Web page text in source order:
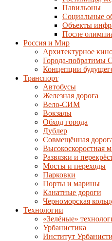
Павильоны
Социальные
Объекты
После
Россия и Мир
Архитектурное
Города-побратимы
Концепции
Транспорт
Автобусы
Железная дорога
Вело-СИМ
Вокзалы
Обход города
Дублер
Совмещённая
Высокоскоростная
Развязки и
Мосты и переходы
Парковки
Порты и марины
Канатные дороги
Черноморская
Технологии
«Зелёные»
Урбанистика
Институт